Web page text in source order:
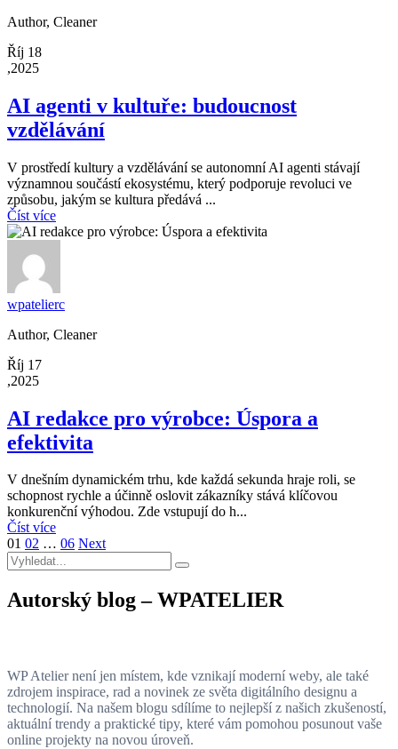
Author, Cleaner
Říj 18
,2025
AI agenti v kultuře: budoucnost
vzdělávání
V prostředí kultury a vzdělávání se autonomní AI agenti stávají
významnou součástí ekosystému, který podporuje revoluci ve
způsobu, jakým se kultura předává ...
Číst více
wpatelierc
Author, Cleaner
Říj 17
,2025
AI redakce pro výrobce: Úspora a
efektivita
V dnešním dynamickém trhu, kde každá sekunda hraje roli, se
schopnost rychle a účinně oslovit zákazníky stává klíčovou
konkurenční výhodou. Zde vstupují do h...
Číst více
01 02 … 06 Next
Autorský blog – WPATELIER
WP Atelier není jen místem, kde vznikají moderní weby, ale také
zdrojem inspirace, rad a novinek ze světa digitálního designu a
technologií. Na našem blogu sdílíme to nejlepší z našich zkušeností,
aktuální trendy a praktické tipy, které vám pomohou posunout vaše
online projekty na novou úroveň.